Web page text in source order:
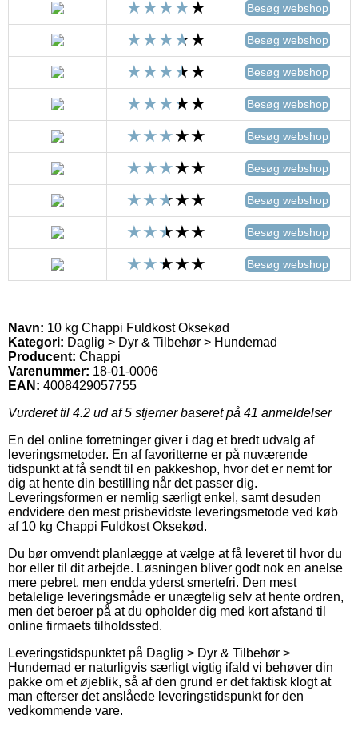
Besøg webshop
Besøg webshop
Besøg webshop
Besøg webshop
Besøg webshop
Besøg webshop
Besøg webshop
Besøg webshop
Besøg webshop
Navn: 10 kg Chappi Fuldkost Oksekød
Kategori: Daglig > Dyr & Tilbehør > Hundemad
Producent: Chappi
Varenummer: 18-01-0006
EAN: 4008429057755
Vurderet til 4.2 ud af 5 stjerner baseret på 41 anmeldelser
En del online forretninger giver i dag et bredt udvalg af
leveringsmetoder. En af favoritterne er på nuværende
tidspunkt at få sendt til en pakkeshop, hvor det er nemt for
dig at hente din bestilling når det passer dig.
Leveringsformen er nemlig særligt enkel, samt desuden
endvidere den mest prisbevidste leveringsmetode ved køb
af 10 kg Chappi Fuldkost Oksekød.
Du bør omvendt planlægge at vælge at få leveret til hvor du
bor eller til dit arbejde. Løsningen bliver godt nok en anelse
mere pebret, men endda yderst smertefri. Den mest
betalelige leveringsmåde er unægtelig selv at hente ordren,
men det beroer på at du opholder dig med kort afstand til
online firmaets tilholdssted.
Leveringstidspunktet på Daglig > Dyr & Tilbehør >
Hundemad er naturligvis særligt vigtig ifald vi behøver din
pakke om et øjeblik, så af den grund er det faktisk klogt at
man efterser det anslåede leveringstidspunkt for den
vedkommende vare.